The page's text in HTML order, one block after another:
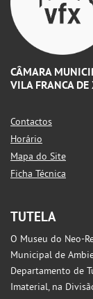
CÂMARA
VILA FRANCA DE
Contactos
Horário
Mapa do Site
Ficha Técnica
TUTELA
O Museu do Neo-
Municipal de
Departamento de
Imaterial, na